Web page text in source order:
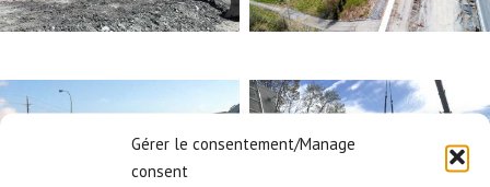
Gérer le consentement/Manage
consent
DÉNEIGEMENT
CONSTRUCTION DE